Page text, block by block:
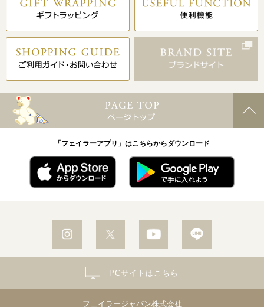
「フェイラーアプリ」はこちらからダウンロード
フェイラージャパン株式会社
PCサイトはこちら